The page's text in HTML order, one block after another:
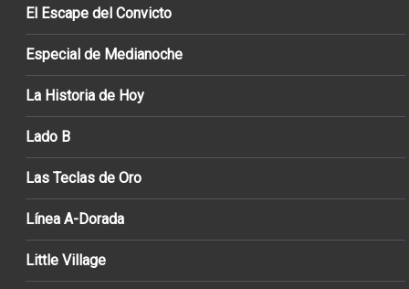
El Escape del Convicto
Especial de Medianoche
La Historia de Hoy
Lado B
Las Teclas de Oro
Línea A-Dorada
Little Village